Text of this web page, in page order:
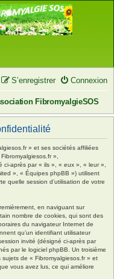
Connexion
S’enregistrer
FibromyalgieSOS
» et ses sociétés affiliées
»,
après par « ils », « eux », « leur »,
», « Équipes phpBB ») utilisent
quelle session d’utilisation de votre
en naviguant sur
nombre de cookies, qui sont des
du navigateur Internet de
qu’un identifiant utilisateur
invité (désigné ci-après par
par le logiciel phpBB. Un troisième
de « Fibromyalgiesos.fr » et
vous avez lus, ce qui améliore